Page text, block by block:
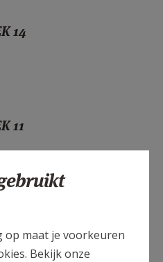
14
11
op maat je voorkeuren
Bekijk onze